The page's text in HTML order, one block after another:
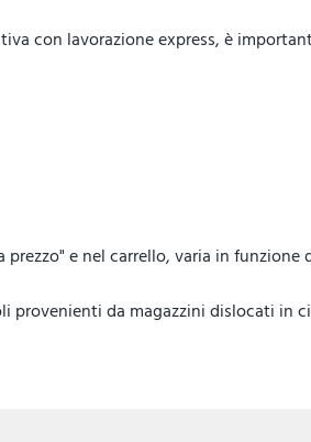
con lavorazione express, è
e nel carrello, varia in
provenienti da magazzini dislocati